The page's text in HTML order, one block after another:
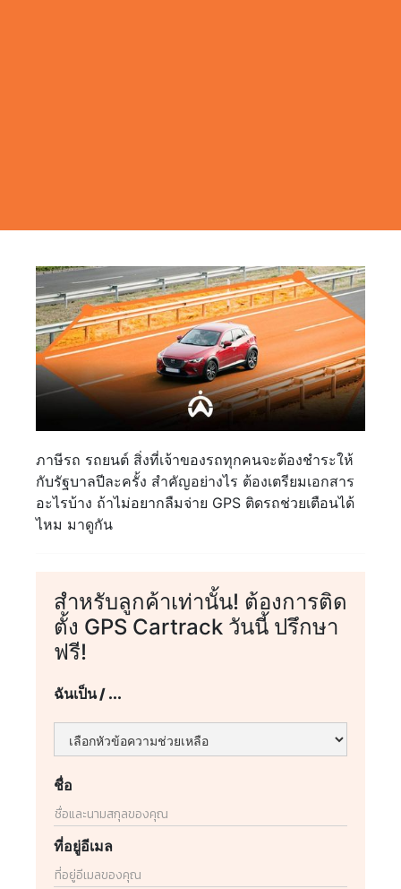
สำหรับลูกค้าเท่านั้น! ต้องการติด
ตั้ง GPS Cartrack วันนี้ ปรึกษา
ฟรี!
ฉันเป็น / ...
ชื่อ
ที่อยู่อีเมล
ภาษีรถ รถยนต์ สิ่งที่เจ้าของรถทุกคนจะต้องชำระให้
กับรัฐบาลปีละครั้ง สำคัญอย่างไร ต้องเตรียมเอกสาร
อะไรบ้าง ถ้าไม่อยากลืมจ่าย GPS ติดรถช่วยเตือนได้
ไหม มาดูกัน